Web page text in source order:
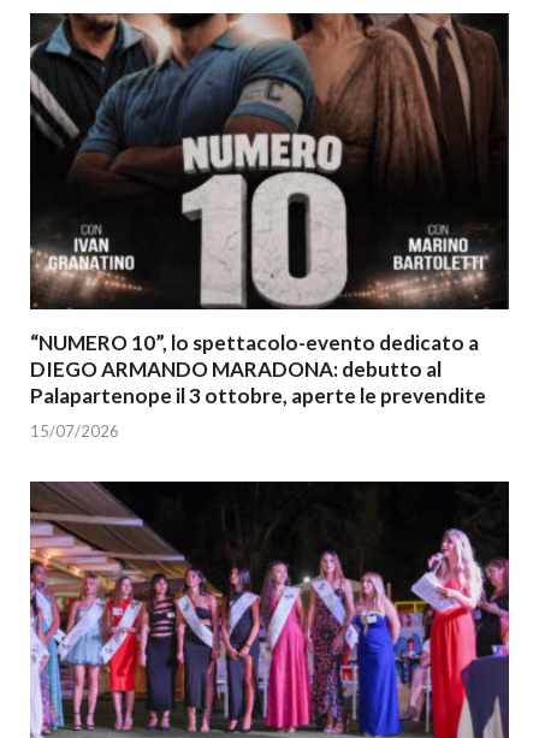
“NUMERO 10”, lo spettacolo-evento dedicato a
DIEGO ARMANDO MARADONA: debutto al
Palapartenope il 3 ottobre, aperte le prevendite
15/07/2026